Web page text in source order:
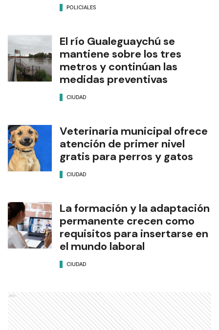
POLICIALES
El río Gualeguaychú se
mantiene sobre los tres
metros y continúan las
medidas preventivas
CIUDAD
Veterinaria municipal ofrece
atención de primer nivel
gratis para perros y gatos
CIUDAD
La formación y la adaptación
permanente crecen como
requisitos para insertarse en
el mundo laboral
CIUDAD
Ads